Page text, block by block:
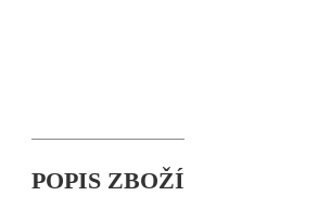
POPIS ZBOŽÍ